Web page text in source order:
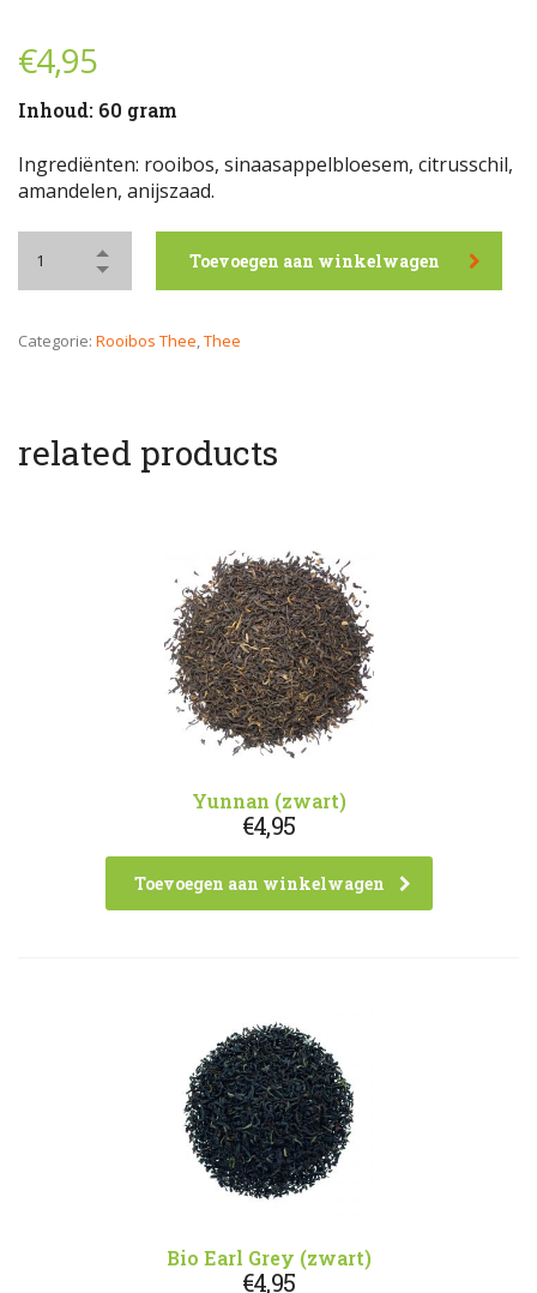
€4,95
Inhoud: 60 gram
Ingrediënten: rooibos, sinaasappelbloesem, citrusschil,
amandelen, anijszaad.
Toevoegen aan winkelwagen
Categorie: Rooibos Thee,Thee
related products
Yunnan (zwart)
€4,95
Toevoegen aan winkelwagen
Bio Earl Grey (zwart)
€4,95